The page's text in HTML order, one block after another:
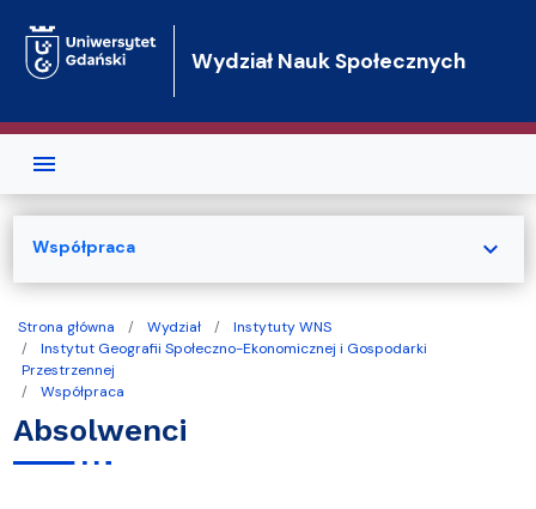
Wydział Nauk Społecznych
Strona główna Wydział
Instytuty WNS
Instytut Geografii Społeczno-Ekonomicznej i Gospodarki
Przestrzennej
Współpraca
Absolwenci
Współpraca expand_more